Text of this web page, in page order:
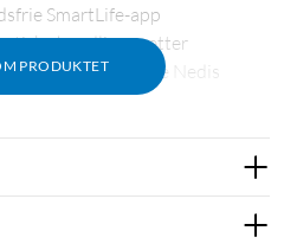
PRODUKTET
SmartLife-app
handlinger etter
med andre Nedis